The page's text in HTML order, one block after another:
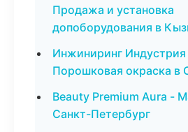
Продажа и установка
допоборудования в
Инжиниринг Индустрия
Порошковая окраска в
Beauty Premium Aura -
Санкт-Петербург